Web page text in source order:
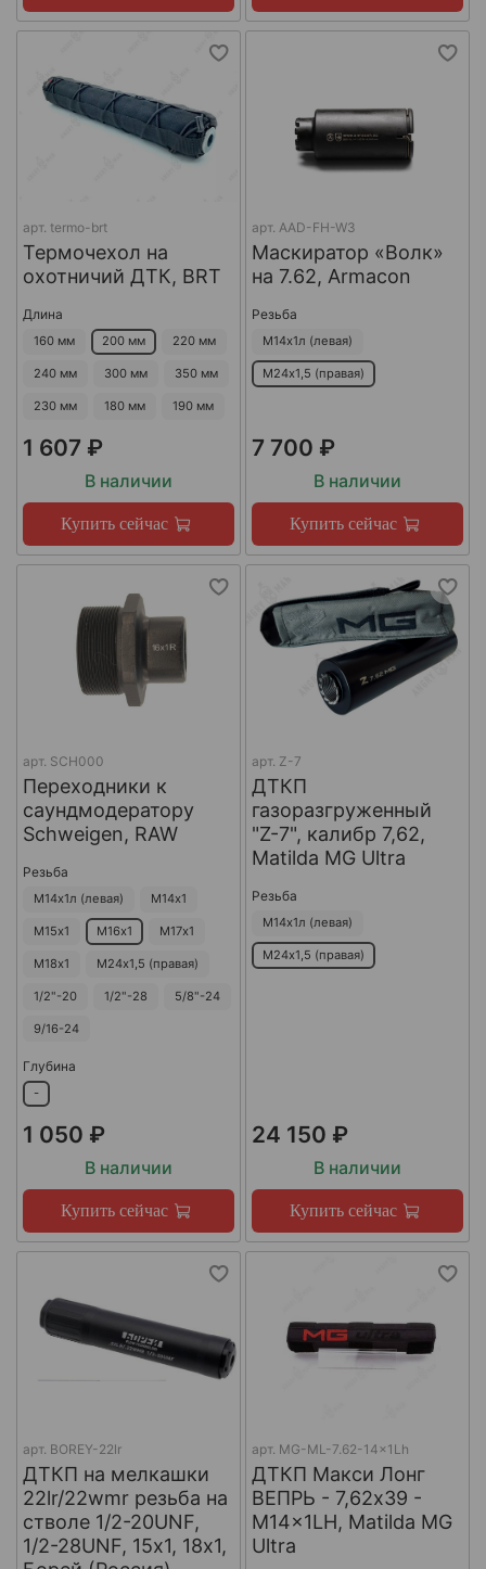
арт. termo-brt
Термочехол на
охотничий ДТК, BRT
Длина
160 мм 200 мм 220 мм
240 мм 300 мм 350 мм
230 мм 180 мм 190 мм
1 607 ₽
В наличии
Купить сейчас
арт. AAD-FH-W3
Маскиратор «Волк»
на 7.62, Armacon
Резьба
М14х1л (левая)
М24х1,5 (правая)
7 700 ₽
В наличии
Купить сейчас
арт. SCH000
Переходники к
саундмодератору
Schweigen, RAW
Резьба
М14х1л (левая) М14х1
М15х1 М16х1 М17х1
М18х1 М24х1,5 (правая)
1/2"-20 1/2"-28 5/8"-24
9/16-24
Глубина
-
1 050 ₽
В наличии
Купить сейчас
арт. Z-7
ДТКП
газоразгруженный
"Z-7", калибр 7,62,
Matilda MG Ultra
Резьба
М14х1л (левая)
М24х1,5 (правая)
24 150 ₽
В наличии
Купить сейчас
арт. BOREY-22lr
ДТКП на мелкашки
22lr/22wmr резьба на
стволе 1/2-20UNF,
1/2-28UNF, 15х1, 18х1,
арт. MG-ML-7.62-14x1Lh
ДТКП Макси Лонг
ВЕПРЬ - 7,62x39 -
M14x1LH, Matilda MG
Ultra